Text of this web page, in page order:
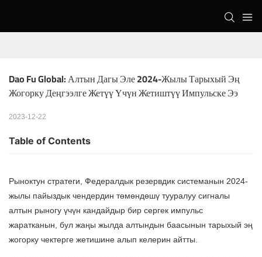
Dao Fu Global: Алтын Дагы Эле 2024-Жылы Тарыхый Эң
Жогорку Деңгээлге Жетүү Үчүн Жетиштүү Импульске Ээ
2023-12-22
Table of Contents
Рыноктун стратеги, Федералдык резервдик системанын 2024-
жылы пайыздык чендердин төмөндөшү тууралуу сигналы
алтын рыногу үчүн кандайдыр бир сергек импульс
жаратканын, бул жаңы жылда алтындын баасынын тарыхый эң
жогорку чектерге жетишине алып келерин айтты.